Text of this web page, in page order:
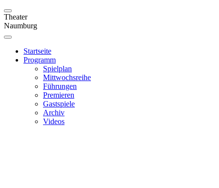
Theater
Naumburg
Startseite
Programm
Spielplan
Mittwochsreihe
Führungen
Premieren
Gastspiele
Archiv
Videos